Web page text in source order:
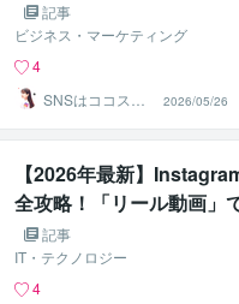
記事
ビジネス・マーケティング
4
SNSはココスル
サポート実績1万
件以上
2026/05/26
【2026年最新】
全攻略！「リール動画」
シグナル解読
記事
IT・テクノロジー
4